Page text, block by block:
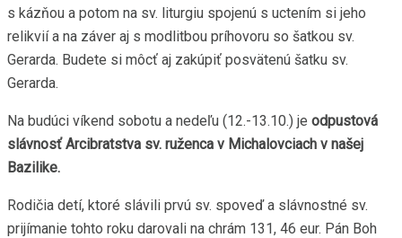
s kázňou a potom na sv. liturgiu spojenú s uctením si jeho
relikvií a na záver aj s modlitbou príhovoru so šatkou sv.
Gerarda. Budete si môcť aj zakúpiť posvätenú šatku sv.
Gerarda.
Na budúci víkend sobotu a nedeľu (12.-13.10.) je odpustová
slávnosť Arcibratstva sv. ruženca v Michalovciach v našej
Bazilike.
Rodičia detí, ktoré slávili prvú sv. spoveď a slávnostné sv.
prijímanie tohto roku darovali na chrám 131, 46 eur. Pán Boh